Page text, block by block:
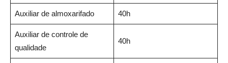
Auxiliar de almoxarifado 40h
Auxiliar de controle de
qualidade
40h